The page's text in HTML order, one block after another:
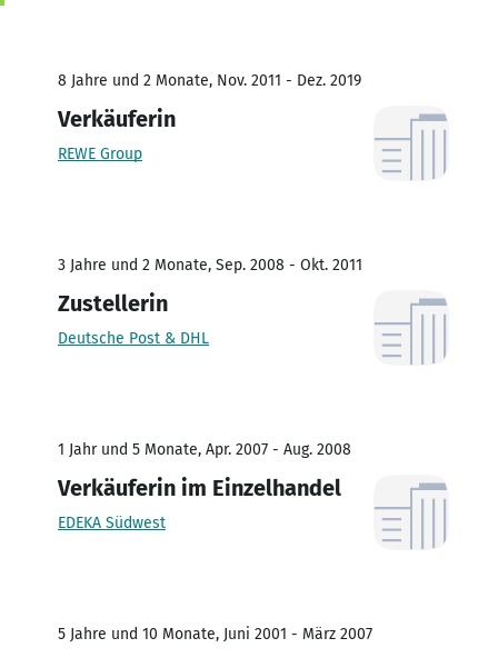
8 Jahre und 2 Monate, Nov. 2011 - Dez. 2019
Verkäuferin
REWE Group
3 Jahre und 2 Monate, Sep. 2008 - Okt. 2011
Zustellerin
Deutsche Post & DHL
1 Jahr und 5 Monate, Apr. 2007 - Aug. 2008
Verkäuferin im Einzelhandel
EDEKA Südwest
5 Jahre und 10 Monate, Juni 2001 - März 2007